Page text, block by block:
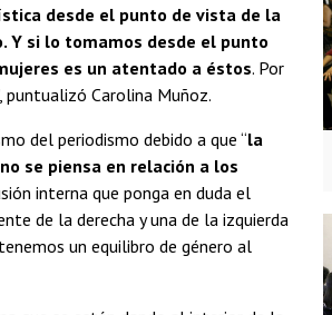
desde el punto de vista de la
Y si lo tomamos desde el punto
es un atentado a éstos. Por
Carolina Muñoz.
del periodismo debido a que “la
se piensa en relación a los
interna que ponga en duda el
de la derecha y una de la izquierda
un equilibro de género al